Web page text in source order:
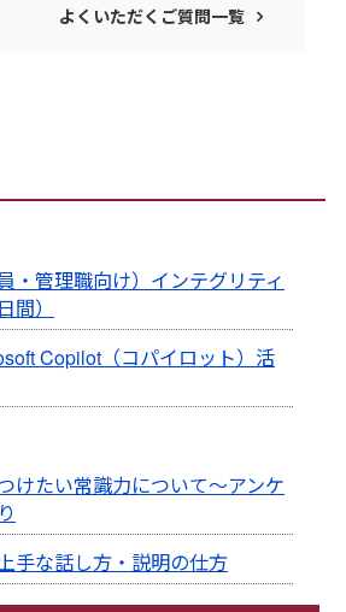
よくいただくご質問一覧
・管理職向け）インテグリティ
）
Copilot（コパイロット）活
けたい常識力について～アンケ
手な話し方・説明の仕方